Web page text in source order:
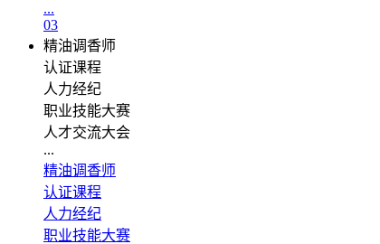
...
03
精油调香师
认证课程
人力经纪
职业技能大赛
人才交流大会
...
精油调香师
认证课程
人力经纪
职业技能大赛